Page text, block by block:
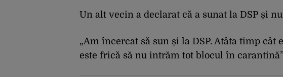
Un alt vecin a declarat că a sunat la DSP și
„Am încercat să sun și la DSP. Atâta timp cât
este frică să nu intrăm tot blocul în